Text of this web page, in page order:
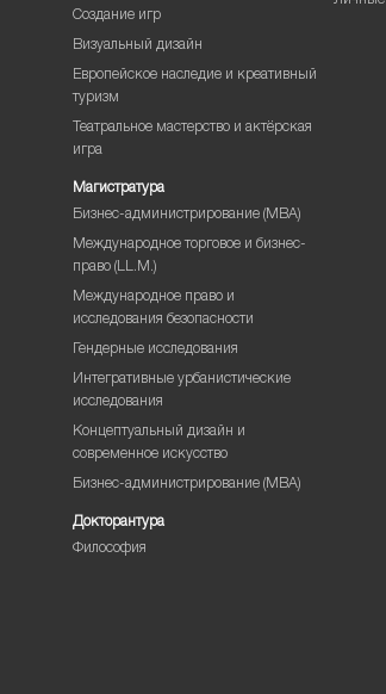
Создание игр
Визуальный дизайн
Европейское наследие и креативный
туризм
Театральное мастерство и актёрская
игра
Магистратура
Бизнес-администрирование (MBA)
Международное торговое и бизнес-
право (LL.M.)
Международное право и
исследования безопасности
Гендерные исследования
Интегративные урбанистические
исследования
Концептуальный дизайн и
современное искусство
Бизнес-администрирование (MBA)
Докторантура
Философия